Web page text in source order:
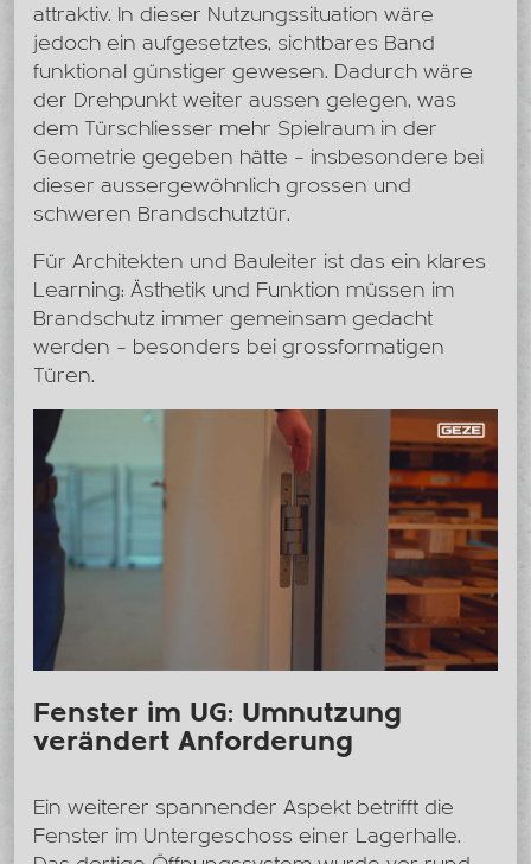
attraktiv. In dieser Nutzungssituation wäre
jedoch ein aufgesetztes, sichtbares Band
funktional günstiger gewesen. Dadurch wäre
der Drehpunkt weiter aussen gelegen, was
dem Türschliesser mehr Spielraum in der
Geometrie gegeben hätte – insbesondere bei
dieser aussergewöhnlich grossen und
schweren Brandschutztür.
Für Architekten und Bauleiter ist das ein klares
Learning: Ästhetik und Funktion müssen im
Brandschutz immer gemeinsam gedacht
werden – besonders bei grossformatigen
Türen.
Fenster im UG: Umnutzung
verändert Anforderung
Ein weiterer spannender Aspekt betrifft die
Fenster im Untergeschoss einer Lagerhalle.